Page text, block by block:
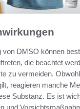
von DMSO können
die beachtet
zu vermeiden.
reagieren manche
Substanz. Es ist